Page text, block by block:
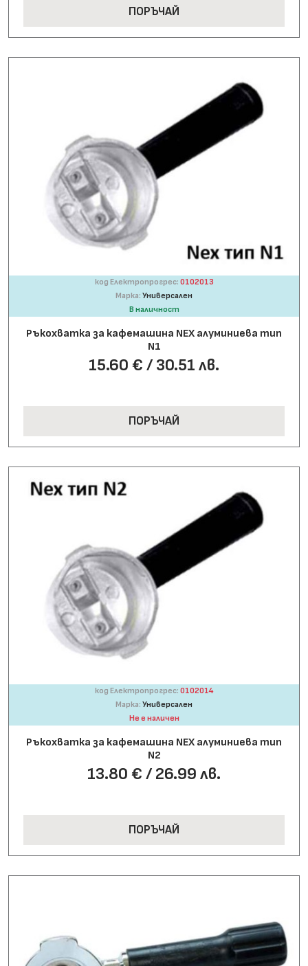
ПОРЪЧАЙ
код Електропрогрес: 0102013
Марка: Универсален
В наличност
Ръкохватка за кафемашина NEX алуминиева тип
N1
15.60 € / 30.51 лв.
ПОРЪЧАЙ
код Електропрогрес: 0102014
Марка: Универсален
Не е наличен
Ръкохватка за кафемашина NEX алуминиева тип
N2
13.80 € / 26.99 лв.
ПОРЪЧАЙ